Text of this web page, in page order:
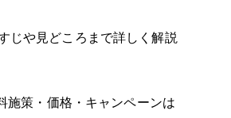
じや見どころまで詳しく解説
策・価格・キャンペーンは